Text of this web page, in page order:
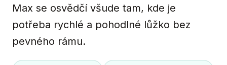
Max se osvědčí všude tam, kde je
potřeba rychlé a pohodlné lůžko bez
pevného rámu.